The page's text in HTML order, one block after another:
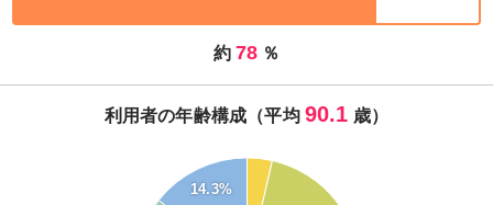
約 78 ％
利用者の年齢構成（平均 90.1 歳）
14.3%